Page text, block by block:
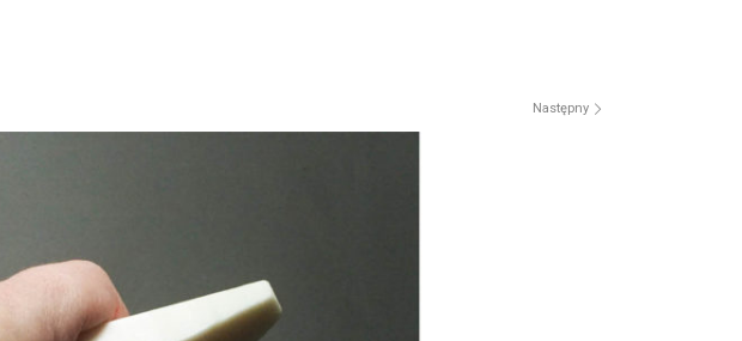
Następny